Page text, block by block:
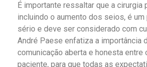
É importante ressaltar que a cirurgia
incluindo o aumento dos seios, é
sério e deve ser considerado com
André Paese enfatiza a importância
comunicação aberta e honesta entre
paciente, para que todas as